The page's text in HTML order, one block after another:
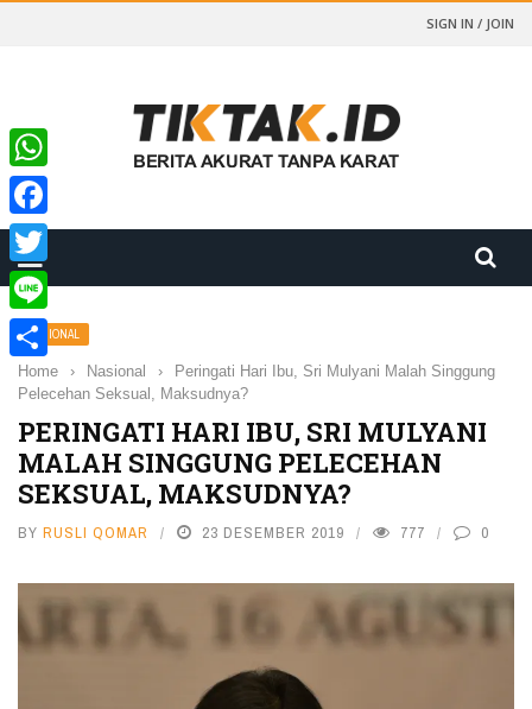
SIGN IN / JOIN
NASIONAL
Home › Nasional ›
Peringati Hari Ibu, Sri Mulyani Malah Singgung
Pelecehan Seksual, Maksudnya?
PERINGATI HARI IBU, SRI MULYANI
MALAH SINGGUNG PELECEHAN
SEKSUAL, MAKSUDNYA?
BY RUSLI QOMAR 23 DESEMBER 2019 777 0
WhatsApp
Facebook
Twitter
Line
Share